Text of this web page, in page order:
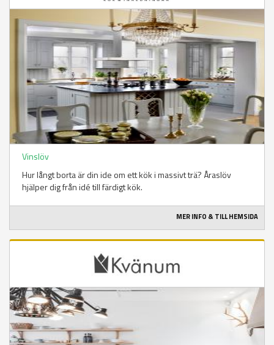
Vinslöv
Hur långt borta är din ide om ett kök i massivt trä? Åraslöv
hjälper dig från idé till färdigt kök.
MER INFO & TILL HEMSIDA